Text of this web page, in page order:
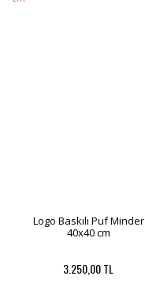
Logo Baskılı Puf Minder
40x40 cm
3.250,00 TL